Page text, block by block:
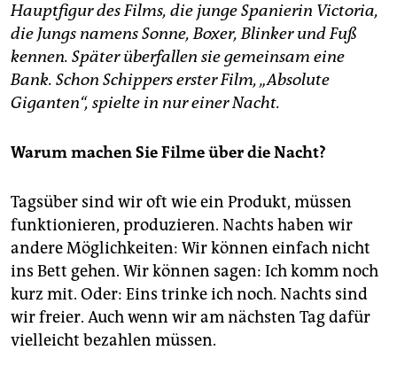
Hauptfigur des Films, die junge Spanierin Victoria,
die Jungs namens Sonne, Boxer, Blinker und Fuß
kennen. Später überfallen sie gemeinsam eine
Bank. Schon Schippers erster Film, „Absolute
Giganten“, spielte in nur einer Nacht.
Warum machen Sie Filme über die Nacht?
Tagsüber sind wir oft wie ein Produkt, müssen
funktionieren, produzieren. Nachts haben wir
andere Möglichkeiten: Wir können einfach nicht
ins Bett gehen. Wir können sagen: Ich komm noch
kurz mit. Oder: Eins trinke ich noch. Nachts sind
wir freier. Auch wenn wir am nächsten Tag dafür
vielleicht bezahlen müssen.